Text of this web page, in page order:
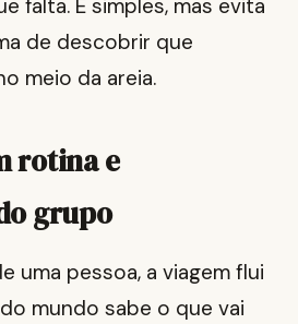
falta. É simples, mas evita
de descobrir que
meio da areia.
rotina e
grupo
uma pessoa, a viagem flui
mundo sabe o que vai